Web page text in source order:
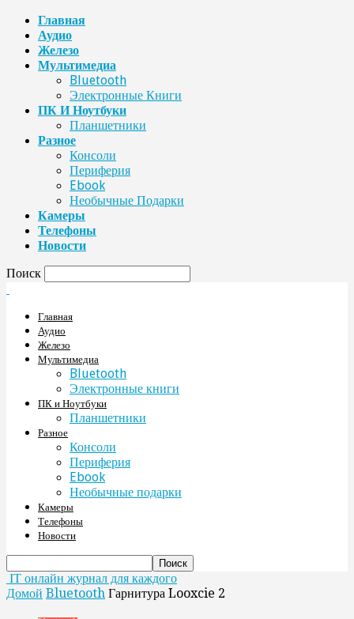
Главная
Аудио
Железо
Мультимедиа
Bluetooth
Электронные Книги
ПК И Ноутбуки
Планшетники
Разное
Консоли
Периферия
Ebook
Необычные Подарки
Камеры
Телефоны
Новости
Поиск
Главная
Аудио
Железо
Мультимедиа
Bluetooth
Электронные книги
ПК и Ноутбуки
Планшетники
Разное
Консоли
Периферия
Ebook
Необычные подарки
Камеры
Телефоны
Новости
IT онлайн журнал для каждого
Домой Bluetooth Гарнитура Looxcie 2